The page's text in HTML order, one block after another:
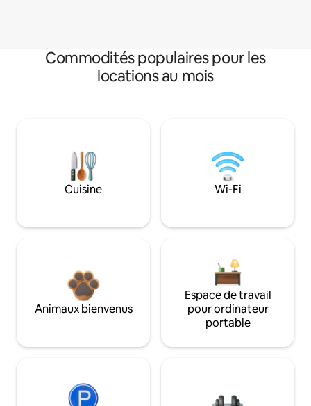
Commodités populaires pour les
locations au mois
Cuisine Wi-Fi
Animaux bienvenus
Espace de travail
pour ordinateur
portable